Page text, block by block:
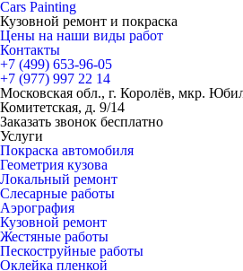
Cars Painting
Кузовной ремонт и покраска
Цены на наши виды работ
Контакты
+7 (499) 653-96-05
+7 (977) 997 22 14
Московская обл., г. Королёв, мкр.
Комитетская, д. 9/14
Заказать звонок бесплатно
Услуги
Покраска автомобиля
Геометрия кузова
Локальный ремонт
Слесарные работы
Аэрография
Кузовной ремонт
Жестяные работы
Пескоструйные работы
Оклейка пленкой